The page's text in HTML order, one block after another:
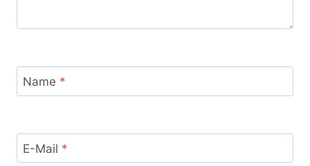
Name *
E-Mail *